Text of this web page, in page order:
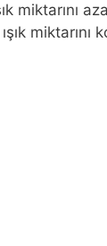
miktarını
miktarını